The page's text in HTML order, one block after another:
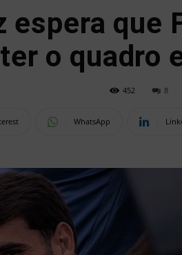
espera que
o quadro
452 8
WhatsApp